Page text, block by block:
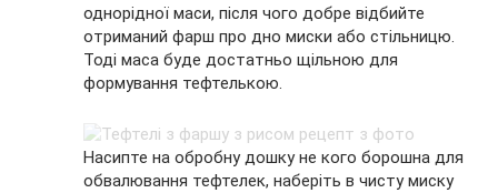
однорідної маси, після чого добре відбийте
отриманий фарш про дно миски або стільницю.
Тоді маса буде достатньо щільною для
формування тефтелькою.
Насипте на обробну дошку не кого борошна для
обвалювання тефтелек, наберіть в чисту миску